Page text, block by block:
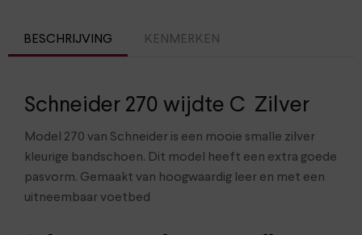
BESCHRIJVING KENMERKEN
Schneider 270 wijdte C Zilver
Model 270 van Schneider is een mooie smalle zilver
kleurige bandschoen. Dit model heeft een extra goede
pasvorm. Gemaakt van hoogwaardig leer en met een
uitneembaar voetbed